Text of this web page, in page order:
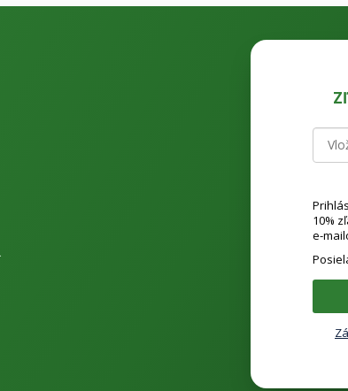
10%
e-